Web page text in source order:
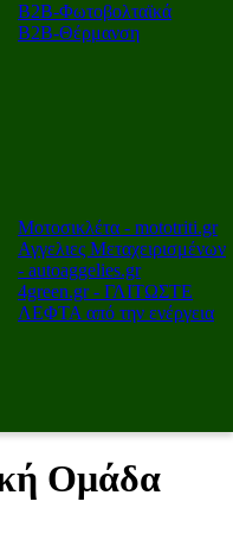
Β2Β-Φωτοβολταϊκά
Β2Β-Θέρμανση
Μοτοσικλέτα - mototriti.gr
Αγγελιες Μεταχειρισμένων
- autoaggelies.gr
4green.gr - ΓΛΙΤΩΣΤΕ
ΛΕΦΤΑ από την ενέργεια
Ομάδα